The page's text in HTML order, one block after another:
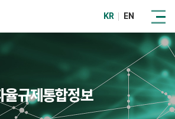
KR EN
율규제통합정보